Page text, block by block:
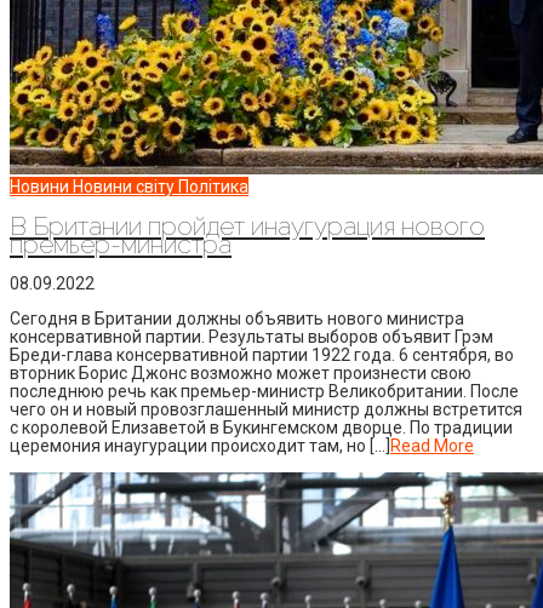
Новини Новини світу Політика
В Британии пройдет инаугурация нового
премьер-министра
08.09.2022
Сегодня в Британии должны объявить нового министра
консервативной партии. Результаты выборов объявит Грэм
Бреди-глава консервативной партии 1922 года. 6 сентября, во
вторник Борис Джонс возможно может произнести свою
последнюю речь как премьер-министр Великобритании. После
чего он и новый провозглашенный министр должны встретится
с королевой Елизаветой в Букингемском дворце. По традиции
церемония инаугурации происходит там, но […]
Read More